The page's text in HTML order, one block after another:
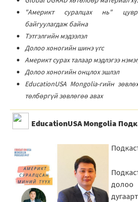
"Америкт суралцах нь"
байгуулагдаж байна
Тэтгэлгийн мэдээлэл
Долоо хоногийн шинэ үгс
Америкт сурах талаар мэдлэгээ
Долоо хоногийн онцлох эшлэл
EducationUSA Mongolia-гийн
тѳлбѳргүй зѳвлѳгѳѳ авах
EducationUSA Mongolia